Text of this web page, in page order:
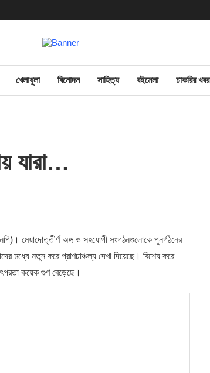
খেলাধুলা বিনোদন সাহিত্য বইমেলা চাকরির খবর
যারা…
মেয়াদোত্তীর্ণ অঙ্গ ও সহযোগী সংগঠনগুলোকে পুনর্গঠনের
মধ্যে নতুন করে প্রাণচাঞ্চল্য দেখা দিয়েছে। বিশেষ করে
কয়েক গুণ বেড়েছে।